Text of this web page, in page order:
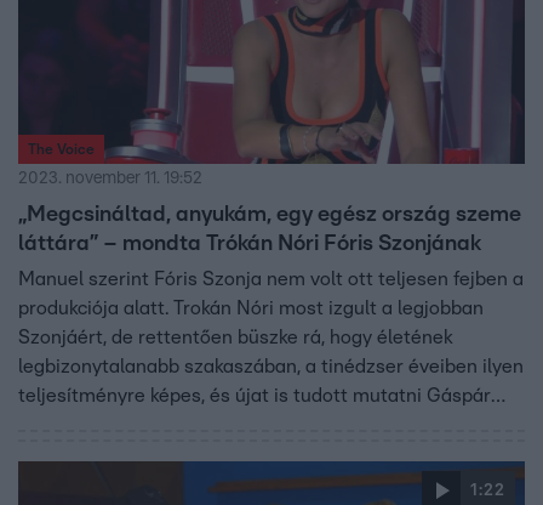
The Voice
2023. november 11. 19:52
„Megcsináltad, anyukám, egy egész ország szeme
láttára” – mondta Trókán Nóri Fóris Szonjának
Manuel szerint Fóris Szonja nem volt ott teljesen fejben a
produkciója alatt. Trokán Nóri most izgult a legjobban
Szonjáért, de rettentően büszke rá, hogy életének
legbizonytalanabb szakaszában, a tinédzser éveiben ilyen
teljesítményre képes, és újat is tudott mutatni Gáspár
1:22